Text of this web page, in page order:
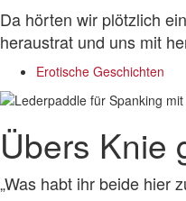
Da hörten wir plötzlich
heraustrat und uns mit
Erotische Geschichten
Übers Knie
„Was habt ihr beide hier